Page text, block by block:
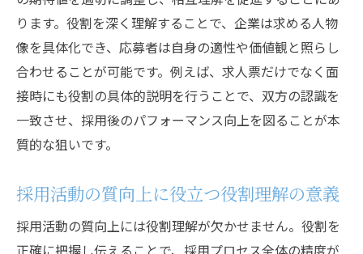
ります。役割を深く理解することで、企業は求める人物
像を具体化でき、応募者は自身の適性や価値観と照らし
合わせることが可能です。例えば、求人票だけでなく面
接時にも役割の具体的説明を行うことで、双方の認識を
一致させ、採用後のパフォーマンス向上を図ることが本
質的な狙いです。
採用活動の質向上に役立つ役割理解の意義
採用活動の質向上には役割理解が欠かせません。役割を
正確に把握し伝えることで、採用プロセス全体の精度が